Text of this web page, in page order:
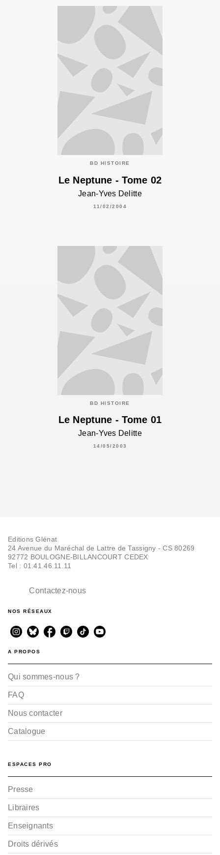
BD HISTOIRE
Le Neptune - Tome 02
Jean-Yves Delitte
11/02/2004
BD HISTOIRE
Le Neptune - Tome 01
Jean-Yves Delitte
14/05/2003
Editions Glénat
24 Avenue du Maréchal de Lattre de Tassigny - CS 80269
92772 BOULOGNE-BILLANCOURT CEDEX
Tel : 01.41.46.11.11
Contactez-nous
NOS RÉSEAUX
A PROPOS
Qui sommes-nous ?
FAQ
Nous contacter
Catalogue
ESPACES PRO
Presse
Libraires
Enseignants
Droits dérivés